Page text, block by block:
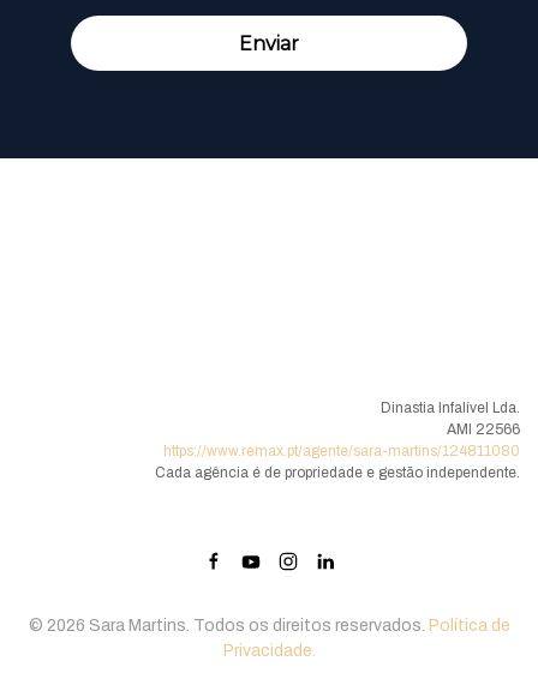
Enviar
Dinastia Infalível Lda.
AMI 22566
https://www.remax.pt/agente/sara-martins/124811080
Cada agência é de propriedade e gestão independente.
© 2026 Sara Martins. Todos os direitos reservados. Política de
Privacidade.